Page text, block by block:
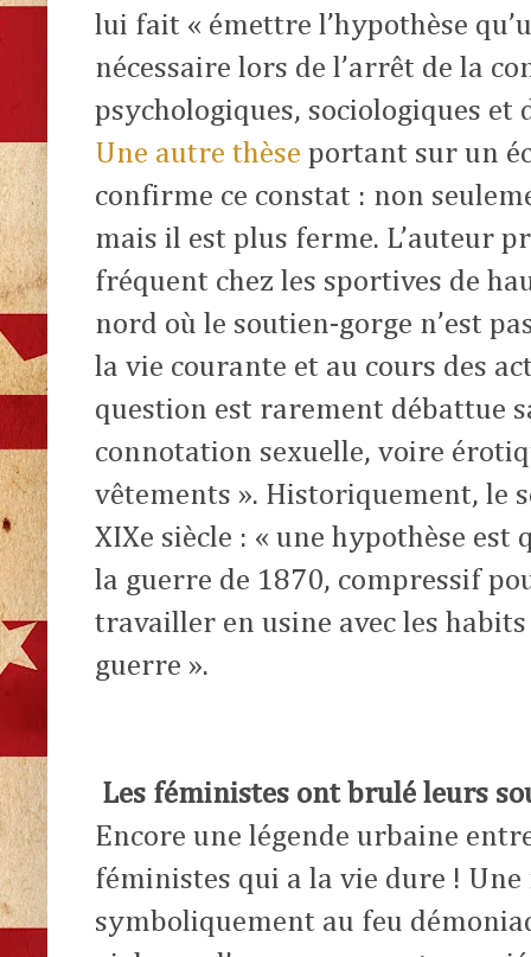
lui fait « émettre l’hypothèse
nécessaire lors de l’arrêt de la
psychologiques, sociologiques et
Une autre thèse portant sur un
confirme ce constat : non
mais il est plus ferme. L’auteur
fréquent chez les sportives de
nord où le soutien-gorge n’est
la vie courante et au cours des
question est rarement débattue
connotation sexuelle, voire
vêtements ». Historiquement, le
XIXe siècle : « une hypothèse
la guerre de 1870, compressif
travailler en usine avec les
guerre ».
Les féministes ont brulé leurs
Encore une légende urbaine
féministes qui a la vie dure ! Une
symboliquement au feu